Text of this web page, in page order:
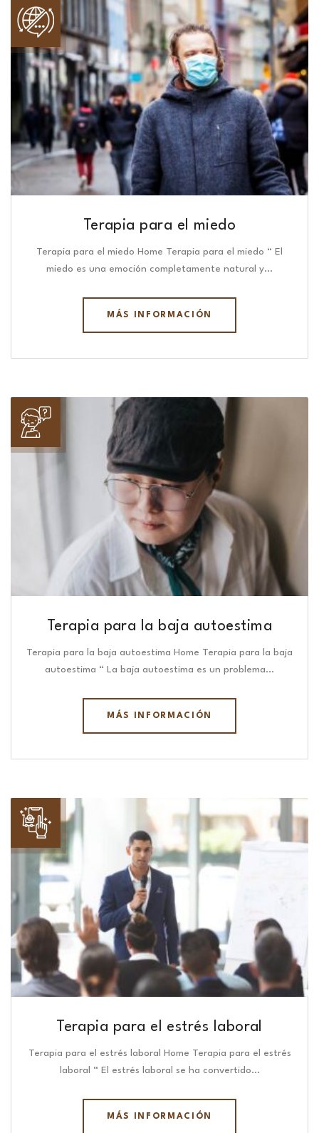
Terapia para el miedo
Terapia para el miedo Home Terapia para el miedo “ El
miedo es una emoción completamente natural y…
MÁS INFORMACIÓN
Terapia para la baja autoestima
Terapia para la baja autoestima Home Terapia para la baja
autoestima “ La baja autoestima es un problema…
MÁS INFORMACIÓN
Terapia para el estrés laboral
Terapia para el estrés laboral Home Terapia para el estrés
laboral “ El estrés laboral se ha convertido…
MÁS INFORMACIÓN